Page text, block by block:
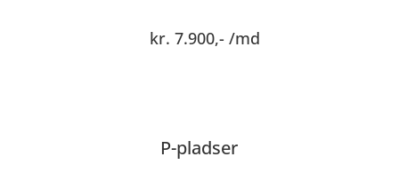
kr. 7.900,- /md
P-pladser